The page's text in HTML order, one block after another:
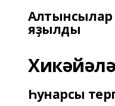
яҙылды
Һунарсы